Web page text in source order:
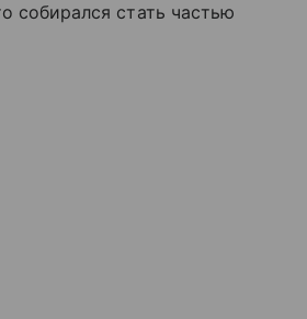
собирался стать частью